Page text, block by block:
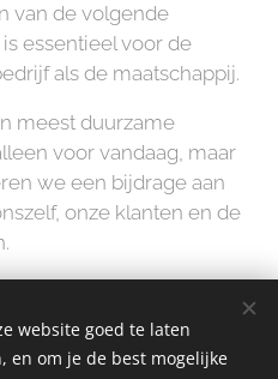
van de volgende
essentieel voor de
als de maatschappij.
meest duurzame
voor vandaag, maar
we een bijdrage aan
onze klanten en de
website goed te laten
en om je de best mogelijke